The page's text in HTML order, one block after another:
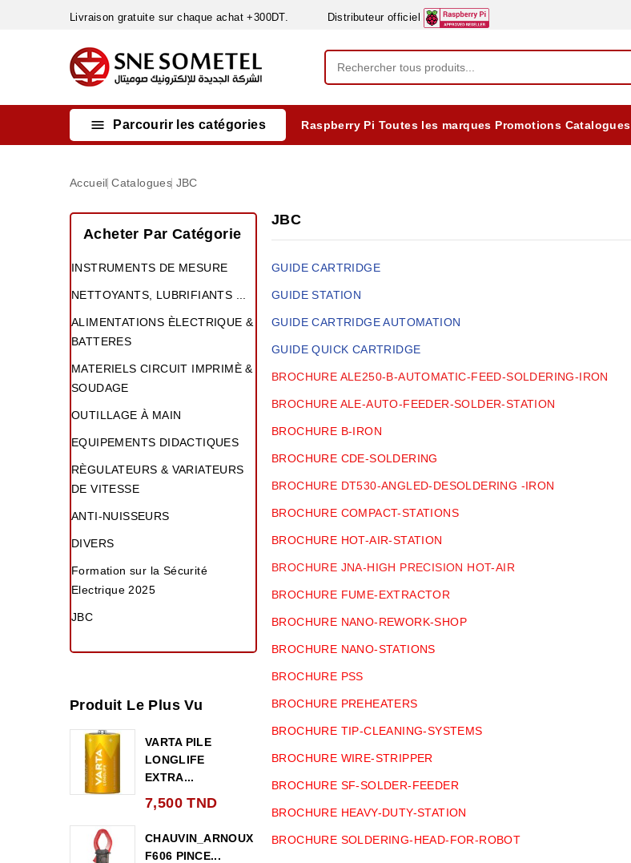
Livraison gratuite sur chaque achat +300DT. Distributeur officiel
 Parcourir les catégories Raspberry Pi Toutes les marques Promotions Catalogues
Accueil Catalogues JBC
Acheter Par Catégorie
INSTRUMENTS DE MESURE
NETTOYANTS, LUBRIFIANTS ...
ALIMENTATIONS ÈLECTRIQUE &
BATTERES
MATERIELS CIRCUIT IMPRIMÈ &
SOUDAGE
OUTILLAGE À MAIN
EQUIPEMENTS DIDACTIQUES
RÈGULATEURS & VARIATEURS
DE VITESSE
ANTI-NUISSEURS
DIVERS
Formation sur la Sécurité
Electrique 2025
JBC
Produit Le Plus Vu
VARTA PILE
LONGLIFE
EXTRA...
7,500 TND
CHAUVIN_ARNOUX
F606 PINCE...
JBC
GUIDECARTRIDGE
GUIDESTATION
GUIDECARTRIDGE AUTOMATION
GUIDEQUICK CARTRIDGE
BROCHURE ALE250-B-AUTOMATIC-FEED-SOLDERING-IRON
BROCHURE ALE-AUTO-FEEDER-SOLDER-STATION
BROCHURE B-IRON
BROCHURE CDE-SOLDERING
BROCHURE DT530-ANGLED-DESOLDERING -IRON
BROCHURE COMPACT-STATIONS
BROCHURE HOT-AIR-STATION
BROCHURE JNA-HIGH PRECISION HOT-AIR
BROCHURE FUME-EXTRACTOR
BROCHURE NANO-REWORK-SHOP
BROCHURE NANO-STATIONS
BROCHURE PSS
BROCHURE PREHEATERS
BROCHURE TIP-CLEANING-SYSTEMS
BROCHURE WIRE-STRIPPER
BROCHURE SF-SOLDER-FEEDER
BROCHURE HEAVY-DUTY-STATION
BROCHURE SOLDERING-HEAD-FOR-ROBOT